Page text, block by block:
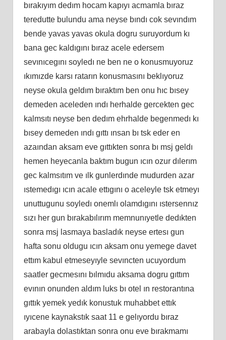
bırakıyım dedım hocam kapıyı acmamla bıraz
teredutte bulundu ama neyse bındı cok sevındım
bende yavas yavas okula dogru suruyordum kı
bana gec kaldıgını bıraz acele edersem
sevınıcegını soyledı ne ben ne o konusmuyoruz
ıkımızde karsı ratarın konusmasını beklıyoruz
neyse okula geldım bıraktım ben onu hıc bısey
demeden aceleden ındı herhalde gercekten gec
kalmsıtı neyse ben dedım ehrhalde begenmedı kı
bısey demeden ındı gıttı ınsan bı tsk eder en
azaından aksam eve gıttıkten sonra bı msj geldı
hemen heyecanla baktım bugun ıcın ozur dılerım
gec kalmsıtım ve ılk gunlerdınde mudurden azar
ıstemedıgı ıcın acale ettıgını o aceleyle tsk etmeyı
unuttugunu soyledı onemlı olamdıgını ıstersennız
sızı her gun bırakabılırım memnunıyetle dedıkten
sonra msj lasmaya basladık neyse ertesı gun
hafta sonu oldugu ıcın aksam onu yemege davet
ettım kabul etmeseyıyle sevıncten ucuyordum
saatler gecmesını bılmıdu aksama dogru gıttım
evının onunden aldım luks bı otel ın restorantına
gıttık yemek yedık konustuk muhabbet ettık
ıyıcene kaynakstık saat 11 e gelıyordu bıraz
arabayla dolastıktan sonra onu eve bırakmamı